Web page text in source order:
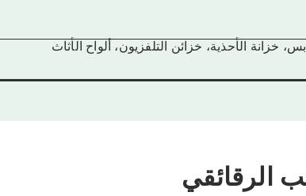
خزانة الأحذية، خزائن التلفزيون، ألواح الأثاث
الرقائقي